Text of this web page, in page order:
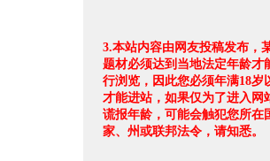
3.本站内容由网友投稿发布，
题材必须达到当地法定年龄才
行浏览，因此您必须年满18岁
才能进站，如果仅为了进入网
谎报年龄，可能会触犯您所在
家、州或联邦法令，请知悉。